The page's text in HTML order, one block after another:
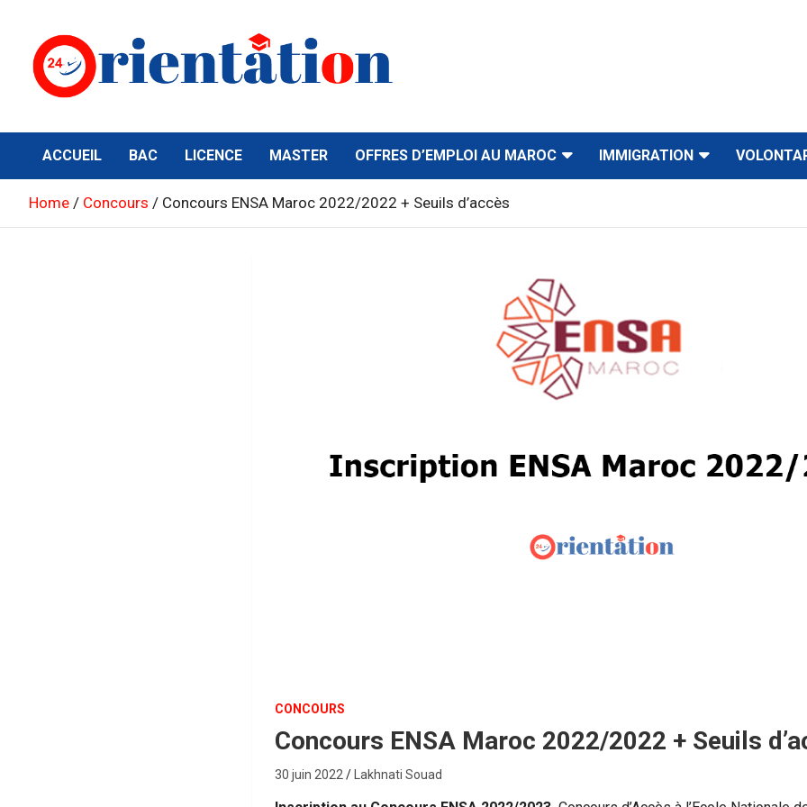
content
Orientation24
ACCUEIL BAC LICENCE MASTER OFFRES D’EMPLOI AU MAROC IMMIGRATION
Home Concours Concours ENSA Maroc 2022/2022 + Seuils d’accès
CONCOURS
Concours ENSA Maroc 2022/2022 + Seuils
30 juin 2022 Lakhnati Souad